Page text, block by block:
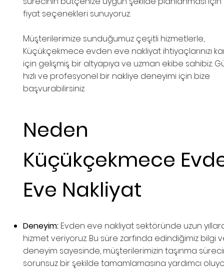
fiyat seçenekleri sunuyoruz.
Müşterilerimize sunduğumuz çeşitli hizmetlerle,
Küçükçekmece evden eve nakliyat ihtiyaçlarınızı
için gelişmiş bir altyapıya ve uzman ekibe sahibiz.
hızlı ve profesyonel bir nakliye deneyimi için bize
başvurabilirsiniz.
Neden
Küçükçekmece
Eve Nakliyat
Deneyim: Evden eve nakliyat sektöründe uzun
hizmet veriyoruz. Bu süre zarfında edindiğimiz bilgi
deneyim sayesinde, müşterilerimizin taşınma
sorunsuz bir şekilde tamamlamasına yardımcı